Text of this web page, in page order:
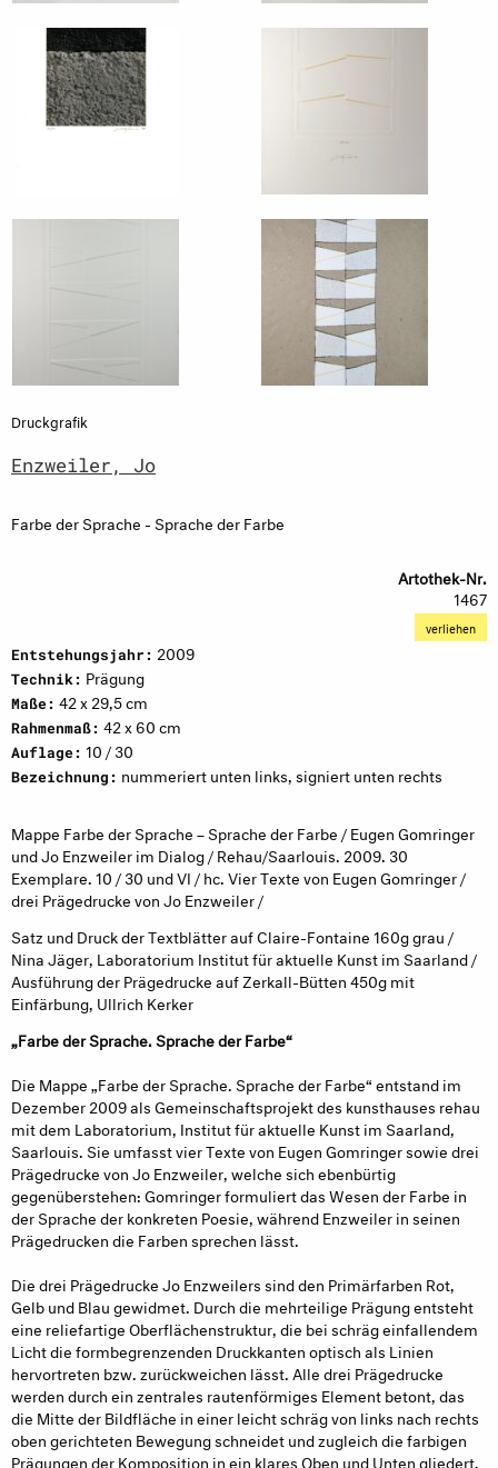
Druckgrafik
Enzweiler, Jo
Farbe der Sprache - Sprache der Farbe
Artothek-Nr.
1467
verliehen
Entstehungsjahr: 2009
Technik: Prägung
Maße: 42 x 29,5 cm
Rahmenmaß: 42 x 60 cm
Auflage: 10 / 30
Bezeichnung: nummeriert unten links, signiert unten rechts
Mappe Farbe der Sprache – Sprache der Farbe / Eugen Gomringer
und Jo Enzweiler im Dialog / Rehau/Saarlouis. 2009. 30
Exemplare. 10 / 30 und VI / hc. Vier Texte von Eugen Gomringer /
drei Prägedrucke von Jo Enzweiler /
Satz und Druck der Textblätter auf Claire-Fontaine 160g grau /
Nina Jäger, Laboratorium Institut für aktuelle Kunst im Saarland /
Ausführung der Prägedrucke auf Zerkall-Bütten 450g mit
Einfärbung, Ullrich Kerker
„Farbe der Sprache. Sprache der Farbe“
Die Mappe „Farbe der Sprache. Sprache der Farbe“ entstand im
Dezember 2009 als Gemeinschaftsprojekt des kunsthauses rehau
mit dem Laboratorium, Institut für aktuelle Kunst im Saarland,
Saarlouis. Sie umfasst vier Texte von Eugen Gomringer sowie drei
Prägedrucke von Jo Enzweiler, welche sich ebenbürtig
gegenüberstehen: Gomringer formuliert das Wesen der Farbe in
der Sprache der konkreten Poesie, während Enzweiler in seinen
Prägedrucken die Farben sprechen lässt.
Die drei Prägedrucke Jo Enzweilers sind den Primärfarben Rot,
Gelb und Blau gewidmet. Durch die mehrteilige Prägung entsteht
eine reliefartige Oberflächenstruktur, die bei schräg einfallendem
Licht die formbegrenzenden Druckkanten optisch als Linien
hervortreten bzw. zurückweichen lässt. Alle drei Prägedrucke
werden durch ein zentrales rautenförmiges Element betont, das
die Mitte der Bildfläche in einer leicht schräg von links nach rechts
oben gerichteten Bewegung schneidet und zugleich die farbigen
Prägungen der Komposition in ein klares Oben und Unten gliedert.